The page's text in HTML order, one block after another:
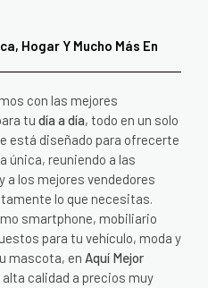
Hogar Y Mucho Más En
con las mejores
tu día a día, todo en un solo
está diseñado para ofrecerte
única, reuniendo a las
los mejores vendedores
lo que necesitas.
smartphone, mobiliario
para tu vehículo, moda y
mascota, en Aquí Mejor
calidad a precios muy